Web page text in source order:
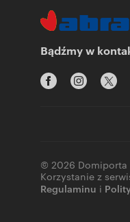
Bądźmy w
© 2026 Domiporta
Korzystanie z
Regulaminu i